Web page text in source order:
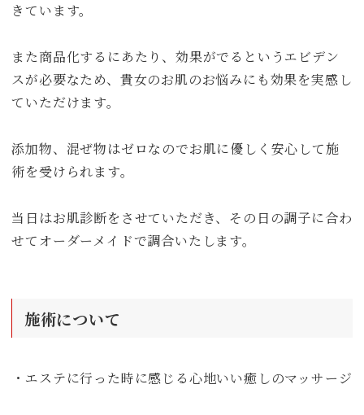
きています。
また商品化するにあたり、効果がでるというエビデン
スが必要なため、貴女のお肌のお悩みにも効果を実感し
ていただけます。
添加物、混ぜ物はゼロなのでお肌に優しく安心して施
術を受けられます。
当日はお肌診断をさせていただき、その日の調子に合わ
せてオーダーメイドで調合いたします。
施術について
・エステに行った時に感じる心地いい癒しのマッサージ